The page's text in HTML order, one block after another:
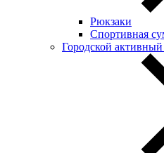
Рюкзаки
Спортивная
Городской